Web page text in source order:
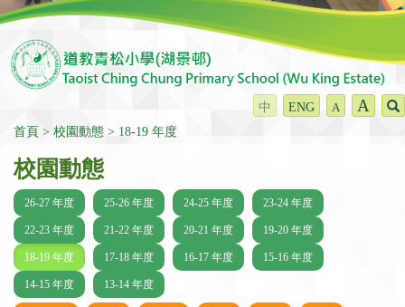
中 ENG A A
首頁 校園動態 18-19 年度
校園動態
26-27 年度 25-26 年度 24-25 年度 23-24 年度
22-23 年度 21-22 年度 20-21 年度 19-20 年度
18-19 年度 17-18 年度 16-17 年度 15-16 年度
14-15 年度 13-14 年度